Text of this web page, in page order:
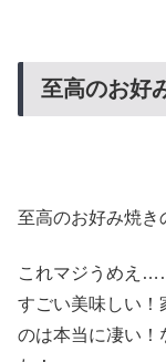
至高のお好
至高のお好み焼き
これマジうめえ
すごい美味しい！
のは本当に凄い！